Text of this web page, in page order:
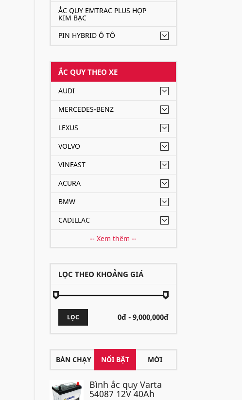
ẮC QUY EMTRAC PLUS HỢP
KIM BẠC
PIN HYBRID Ô TÔ
ẮC QUY THEO XE
AUDI
MERCEDES-BENZ
LEXUS
VOLVO
VINFAST
ACURA
BMW
CADILLAC
-- Xem thêm --
LỌC THEO KHOẢNG GIÁ
LỌC
BÁN CHẠY NỔI BẬT MỚI
Bình ắc quy Varta
54087 12V 40Ah